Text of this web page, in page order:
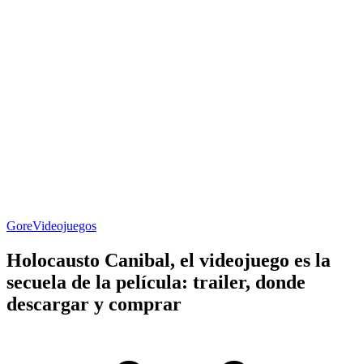
GoreVideojuegos
Holocausto Canibal, el videojuego es la
secuela de la película: trailer, donde
descargar y comprar